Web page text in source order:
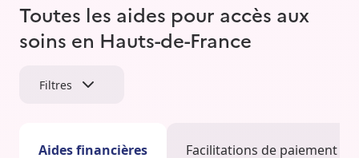
Toutes les aides pour accès aux
soins en Hauts-de-France
Filtres
Aides financières Facilitations de paiement